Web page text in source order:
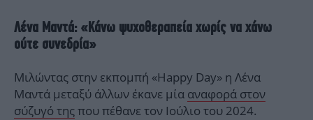
Λένα Μαντά: «Κάνω ψυχοθεραπεία χωρίς να χάνω
ούτε συνεδρία»
Μιλώντας στην εκπομπή «Happy Day» η Λένα
Μαντά μεταξύ άλλων έκανε μία αναφορά στον
σύζυγό τηςπου πέθανε τον Ιούλιο του 2024.